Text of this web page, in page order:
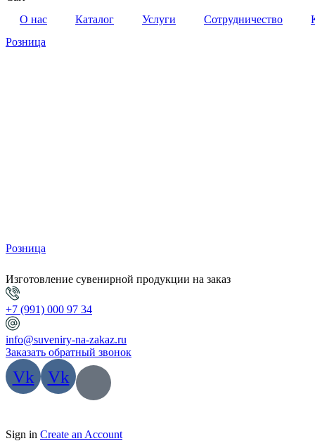
О нас
Каталог Услуги Сотрудничество
Розница
Розница
Изготовление сувенирной продукции на заказ
+7 (991) 000 97 34
info@suveniry-na-zakaz.ru
Заказать обратный звонок
Vk Vk
Sign in Create an Account